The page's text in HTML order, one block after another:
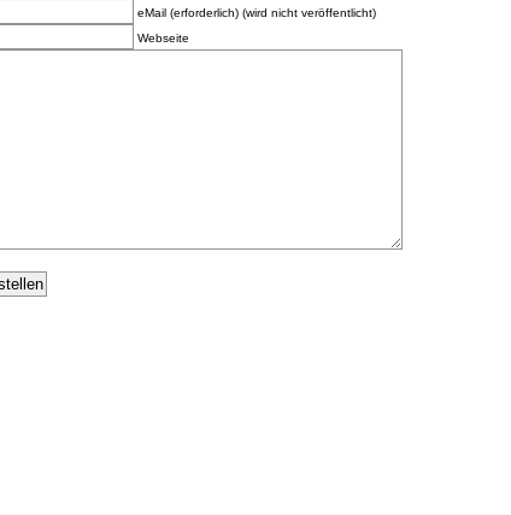
eMail (erforderlich) (wird nicht veröffentlicht)
Webseite